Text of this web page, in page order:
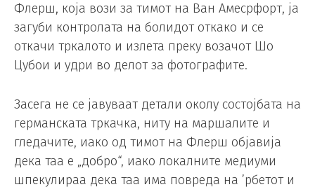
Флерш, која вози за тимот на Ван Амесрфорт, ја
загуби контролата на болидот откако и се
откачи тркалото и излета преку возачот Шо
Цубои и удри во делот за фотографите.
Засега не се јавуваат детали околу состојбата на
германската тркачка, ниту на маршалите и
гледачите, иако од тимот на Флерш објавија
дека таа е „добро“, иако локалните медиуми
шпекулираа дека таа има повреда на ’рбетот и